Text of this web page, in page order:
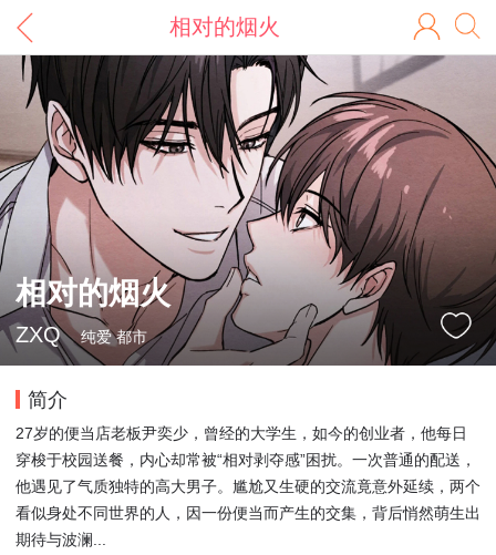
相对的烟火
相对的烟火
ZXQ 纯爱 都市
简介
27岁的便当店老板尹奕少，曾经的大学生，如今的创业者，他每日
穿梭于校园送餐，内心却常被“相对剥夺感”困扰。一次普通的配送，
他遇见了气质独特的高大男子。尴尬又生硬的交流竟意外延续，两个
看似身处不同世界的人，因一份便当而产生的交集，背后悄然萌生出
期待与波澜...